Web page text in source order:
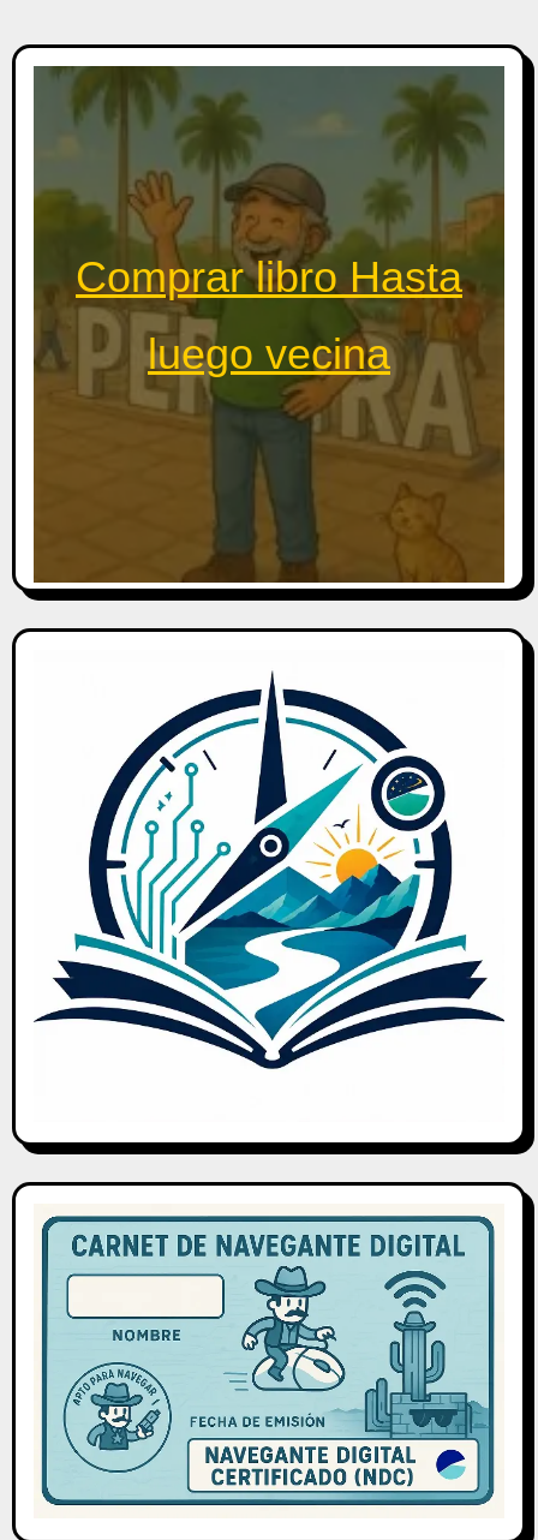
Comprar libro Hasta
luego vecina